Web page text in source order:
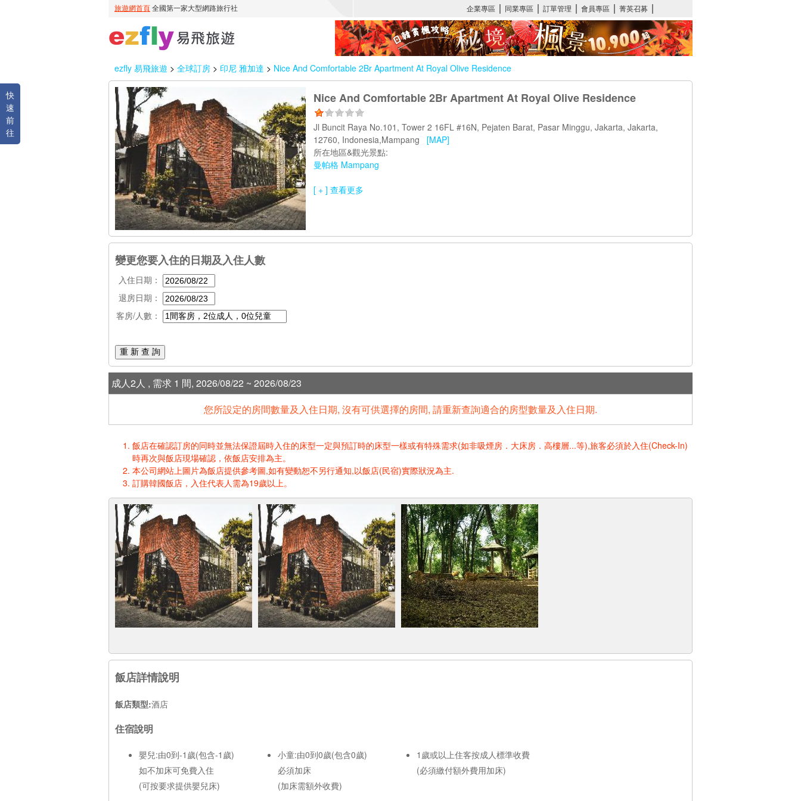
ezfly 易飛旅遊 > 全球訂房 > 印尼 雅加達 > Nice And Comfortable 2Br Apartment At Royal Olive Residence
快
速
前
往
Nice And Comfortable 2Br Apartment At Royal Olive Residence
Jl Buncit Raya No.101, Tower 2 16FL #16N, Pejaten Barat, Pasar Minggu, Jakarta, Jakarta,
12760, Indonesia,Mampang [MAP]
所在地區&觀光景點:
曼帕格 Mampang
[ + ] 查看更多
變更您要入住的日期及入住人數
入住日期：
退房日期：
客房/人數：
重 新 查 詢
成人2人 , 需求 1 間, 2026/08/22 ~ 2026/08/23
您所設定的房間數量及入住日期, 沒有可供選擇的房間, 請重新查詢適合的房型數量及入住日期.
飯店在確認訂房的同時並無法保證屆時入住的床型一定與預訂時的床型一樣或有特殊需求(如非吸煙房．大床房．高樓層...等),旅客必須於入住(Check-In)
時再次與飯店現場確認，依飯店安排為主。
本公司網站上圖片為飯店提供參考圖,如有變動恕不另行通知,以飯店(民宿)實際狀況為主.
訂購韓國飯店，入住代表人需為19歲以上。
飯店詳情說明
飯店類型:酒店
住宿說明
嬰兒:由0到-1歲(包含-1歲)
如不加床可免費入住
(可按要求提供嬰兒床)
小童:由0到0歲(包含0歲)
必須加床
(加床需額外收費)
1歲或以上住客按成人標準收費
(必須繳付額外費用加床)